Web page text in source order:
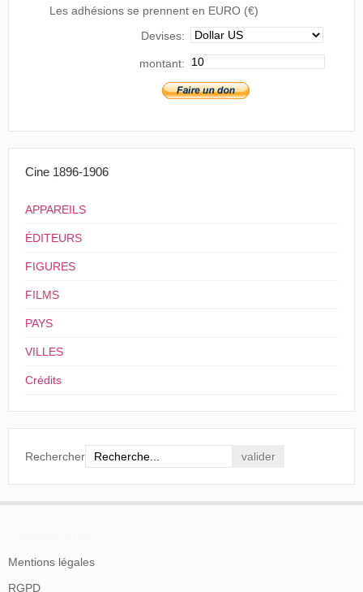
Les adhésions se prennent en EURO (€)
Devises:
montant:
Cine 1896-1906
APPAREILS
ÉDITEURS
FIGURES
FILMS
PAYS
VILLES
Crédits
Rechercher
Mentions légales
RGPD